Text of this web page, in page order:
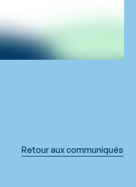
Retour aux communiqués